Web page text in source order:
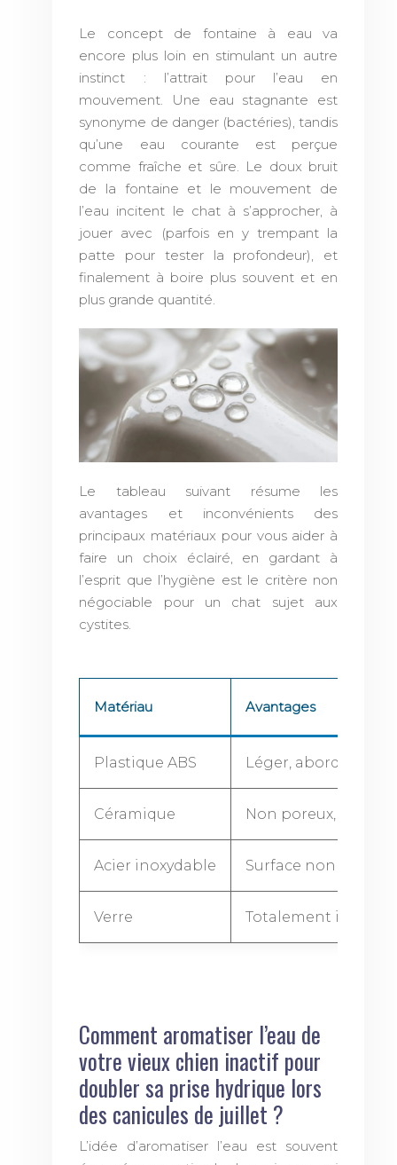
Le concept de fontaine à eau va
encore plus loin en stimulant un autre
instinct : l’attrait pour l’eau en
mouvement. Une eau stagnante est
synonyme de danger (bactéries), tandis
qu’une eau courante est perçue
comme fraîche et sûre. Le doux bruit
de la fontaine et le mouvement de
l’eau incitent le chat à s’approcher, à
jouer avec (parfois en y trempant la
patte pour tester la profondeur), et
finalement à boire plus souvent et en
plus grande quantité.
Le tableau suivant résume les
avantages et inconvénients des
principaux matériaux pour vous aider à
faire un choix éclairé, en gardant à
l’esprit que l’hygiène est le critère non
négociable pour un chat sujet aux
cystites.
Matériau Avantages
Plastique ABS Léger, abordable,
Céramique Non poreux,
Acier inoxydable Surface non
Verre Totalement inerte
Comment aromatiser l’eau de
votre vieux chien inactif pour
doubler sa prise hydrique lors
des canicules de juillet ?
L’idée d’aromatiser l’eau est souvent